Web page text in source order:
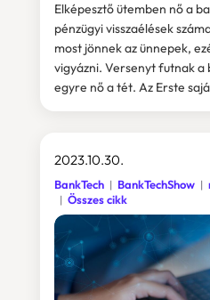
Elképesztő ütemben nő a
pénzügyi visszaélések
most jönnek az ünnepek,
vigyázni. Versenyt futnak a
egyre nő a tét. Az Erste
2023.10.30.
BankTech BankTechShow
Összes cikk